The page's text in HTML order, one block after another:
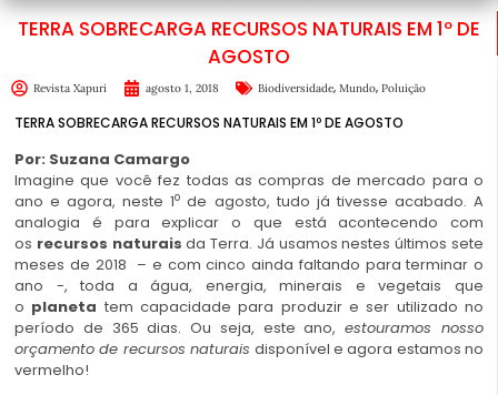
TERRA SOBRECARGA RECURSOS NATURAIS EM 1º DE
AGOSTO
Revista Xapuri agosto 1, 2018 Biodiversidade, Mundo, Poluição
TERRA SOBRECARGA RECURSOS NATURAIS EM 1º DE AGOSTO
Por: Suzana Camargo
Imagine que você fez todas as compras de mercado para o
ano e agora, neste 1o de agosto, tudo já tivesse acabado. A
analogia é para explicar o que está acontecendo com
os recursos naturais da Terra. Já usamos nestes últimos sete
meses de 2018 – e com cinco ainda faltando para terminar o
ano -, toda a água, energia, minerais e vegetais que
o planeta tem capacidade para produzir e ser utilizado no
período de 365 dias. Ou seja, este ano,estouramos nosso
orçamento de recursos naturais disponível e agora estamos no
vermelho!